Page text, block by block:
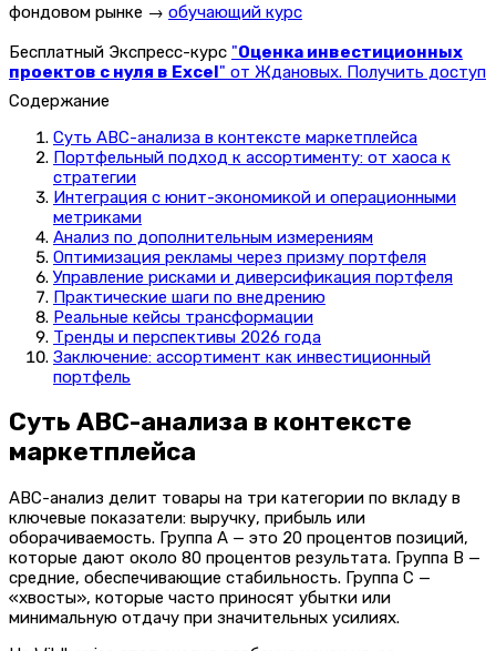
фондовом рынке → обучающий курс
Бесплатный Экспресс-курс "Оценка инвестиционных
проектов с нуля в Excel" от Ждановых. Получить доступ
Содержание
Суть ABC-анализа в контексте маркетплейса
Портфельный подход к ассортименту: от хаоса к
стратегии
Интеграция с юнит-экономикой и операционными
метриками
Анализ по дополнительным измерениям
Оптимизация рекламы через призму портфеля
Управление рисками и диверсификация портфеля
Практические шаги по внедрению
Реальные кейсы трансформации
Тренды и перспективы 2026 года
Заключение: ассортимент как инвестиционный
портфель
Суть ABC-анализа в контексте
маркетплейса
ABC-анализ делит товары на три категории по вкладу в
ключевые показатели: выручку, прибыль или
оборачиваемость. Группа A — это 20 процентов позиций,
которые дают около 80 процентов результата. Группа B —
средние, обеспечивающие стабильность. Группа C —
«хвосты», которые часто приносят убытки или
минимальную отдачу при значительных усилиях.